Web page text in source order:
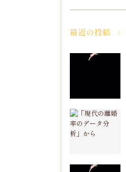
最近の投稿